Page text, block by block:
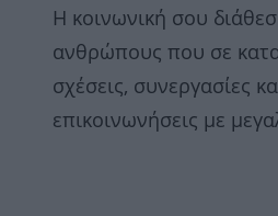
Η κοινωνική σου
ανθρώπους που σε
σχέσεις, συνεργασίες
επικοινωνήσεις με